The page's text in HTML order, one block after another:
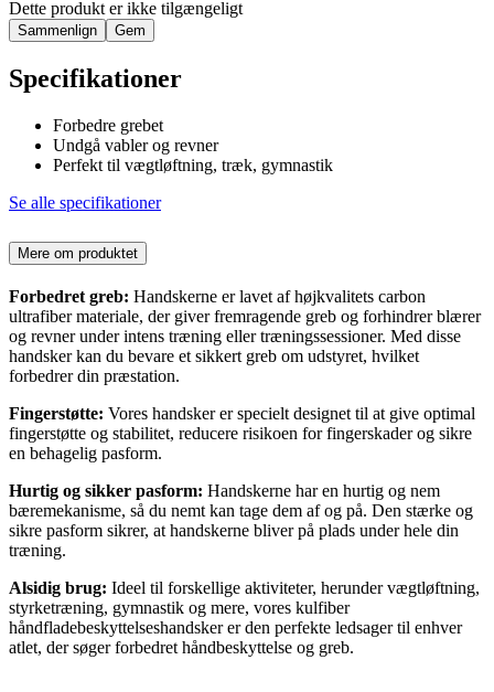
Dette produkt er ikke tilgængeligt
Sammenlign Gem
Specifikationer
Forbedre grebet
Undgå vabler og revner
Perfekt til vægtløftning, træk, gymnastik
Se alle specifikationer
Mere om produktet
Forbedret greb: Handskerne er lavet af højkvalitets carbon
ultrafiber materiale, der giver fremragende greb og forhindrer blærer
og revner under intens træning eller træningssessioner. Med disse
handsker kan du bevare et sikkert greb om udstyret, hvilket
forbedrer din præstation.
Fingerstøtte: Vores handsker er specielt designet til at give optimal
fingerstøtte og stabilitet, reducere risikoen for fingerskader og sikre
en behagelig pasform.
Hurtig og sikker pasform: Handskerne har en hurtig og nem
bæremekanisme, så du nemt kan tage dem af og på. Den stærke og
sikre pasform sikrer, at handskerne bliver på plads under hele din
træning.
Alsidig brug: Ideel til forskellige aktiviteter, herunder vægtløftning,
styrketræning, gymnastik og mere, vores kulfiber
håndfladebeskyttelseshandsker er den perfekte ledsager til enhver
atlet, der søger forbedret håndbeskyttelse og greb.